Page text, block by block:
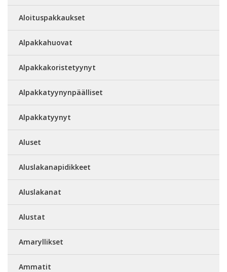
Aloituspakkaukset
Alpakkahuovat
Alpakkakoristetyynyt
Alpakkatyynynpäälliset
Alpakkatyynyt
Aluset
Aluslakanapidikkeet
Aluslakanat
Alustat
Amaryllikset
Ammatit